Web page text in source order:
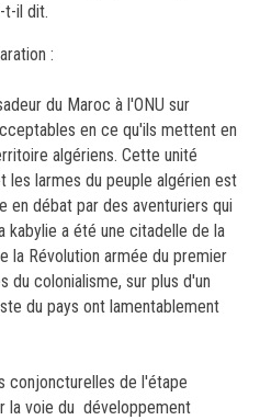
t-il dit.
:
du Maroc à l'ONU sur
en ce qu'ils mettent en
algériens. Cette unité
les larmes du peuple algérien est
en débat par des aventuriers qui
kabylie a été une citadelle de la
la Révolution armée du premier
du colonialisme, sur plus d'un
du pays ont lamentablement
conjoncturelles de l'étape
la voie du développement